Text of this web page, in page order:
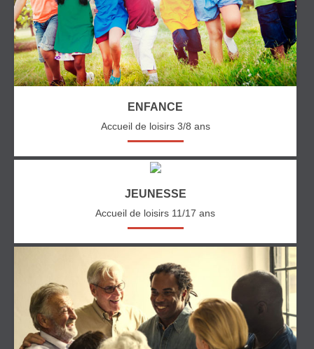
ENFANCE
Accueil de loisirs 3/8 ans
JEUNESSE
Accueil de loisirs 11/17 ans